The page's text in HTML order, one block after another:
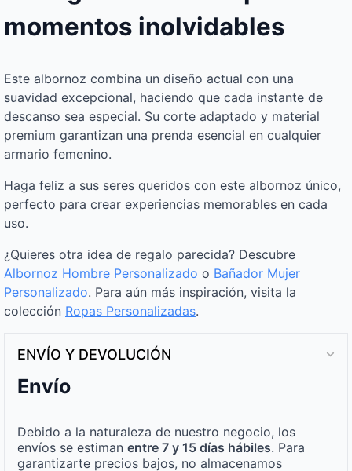
momentos inolvidables
Este albornoz combina un diseño actual con una
suavidad excepcional, haciendo que cada instante de
descanso sea especial. Su corte adaptado y material
premium garantizan una prenda esencial en cualquier
armario femenino.
Haga feliz a sus seres queridos con este albornoz único,
perfecto para crear experiencias memorables en cada
uso.
¿Quieres otra idea de regalo parecida? Descubre
Albornoz Hombre Personalizado o Bañador Mujer
Personalizado. Para aún más inspiración, visita la
colección Ropas Personalizadas.
ENVÍO Y DEVOLUCIÓN
Envío
Debido a la naturaleza de nuestro negocio, los
envíos se estiman entre 7 y 15 días hábiles. Para
garantizarte precios bajos, no almacenamos